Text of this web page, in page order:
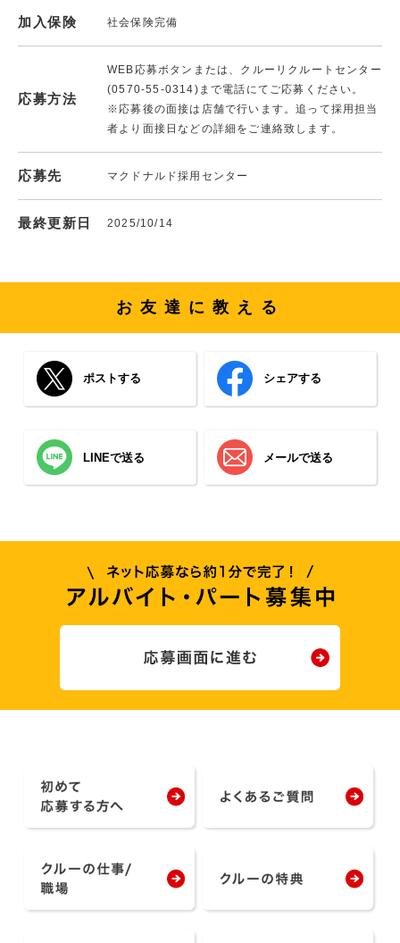
加入保険 社会保険完備
応募方法
WEB応募ボタンまたは、クルーリクルートセンター
(0570-55-0314)まで電話にてご応募ください。
※応募後の面接は店舗で行います。追って採用担当
者より面接日などの詳細をご連絡致します。
応募先 マクドナルド採用センター
最終更新日 2025/10/14
お友達に教える
ポストする シェアする
LINEで送る メールで送る